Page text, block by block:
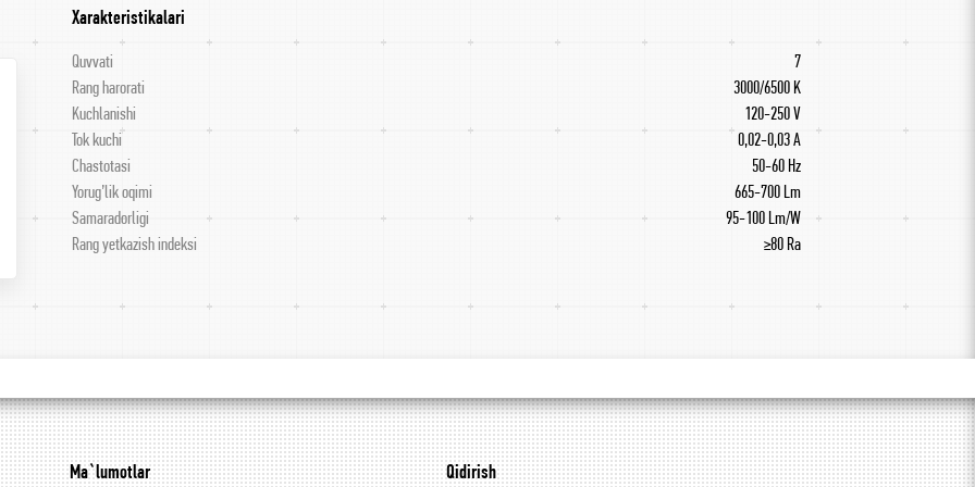
Xarakteristikalari
Quvvati
7
Rang harorati
3000/6500 K
Kuchlanishi
120-250 V
Tok kuchi
0,02-0,03 A
Chastotasi
50-60 Hz
Yorug’lik oqimi
665-700 Lm
Samaradorligi
95-100 Lm/W
Rang yetkazish indeksi
≥80 Ra
Ma`lumotlar Qidirish